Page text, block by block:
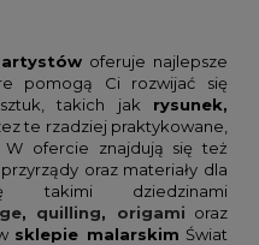
oferuje najlepsze
pomogą Ci rozwijać się
takich jak rysunek,
te rzadziej praktykowane,
ofercie znajdują się też
oraz materiały dla
takimi dziedzinami
, quilling, origami oraz
sklepie malarskim Świat